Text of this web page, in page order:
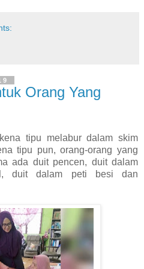
Orang Yang
tipu melabur dalam skim
tipu pun, orang-orang yang
ada duit pencen, duit dalam
duit dalam peti besi dan